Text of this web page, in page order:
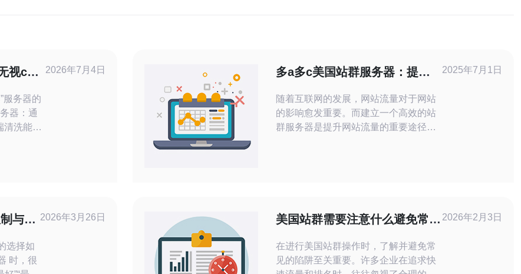
视cc
服务器的
清洗能力
专
2026年7月4日
多a多c美国站群服务器：提升
随着互联网的发展，网站流量对于网站
的影响愈发重要。而建立一个高效的站
群服务器是提升网站流量的重要途径之
叉推广，提升各个网站的流量。它的优
势主要体现在以下几个方面：
2025年7月1日
与付
选择如
时，很
2026年3月26日
美国站群需要注意什么避免常见
在进行美国站群操作时，了解并避免常
见的陷阱至关重要。许多企业在追求快
2026年2月3日